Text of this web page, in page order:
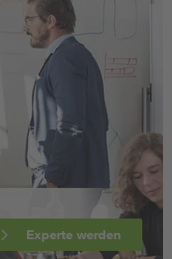
Experte werden